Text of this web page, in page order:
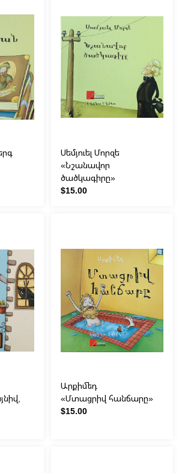
Սեմյուել Մորզե
«Նշանավոր
ծածկագիրը»
$15.00
Արքիմեդ
«Մտացրիվ հանճարը»
$15.00